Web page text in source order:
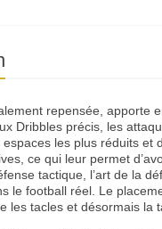
repensée, apporte
Dribbles précis, les
espaces les plus réduits
ce qui leur permet
tactique, l’art de la
le football réel. Le
les tacles et désormais la